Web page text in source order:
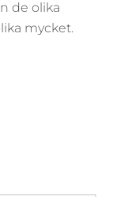
de olika
mycket.